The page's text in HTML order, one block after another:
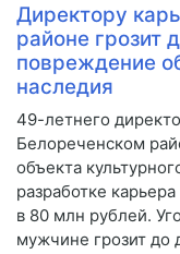
Директору
районе грозит
повреждение
наследия
49-летнего
Белореченском
объекта
разработке
в 80 млн рублей.
мужчине грозит до